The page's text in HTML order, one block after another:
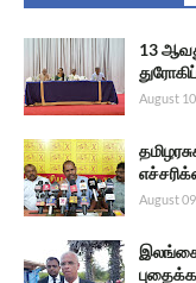
13
August
August